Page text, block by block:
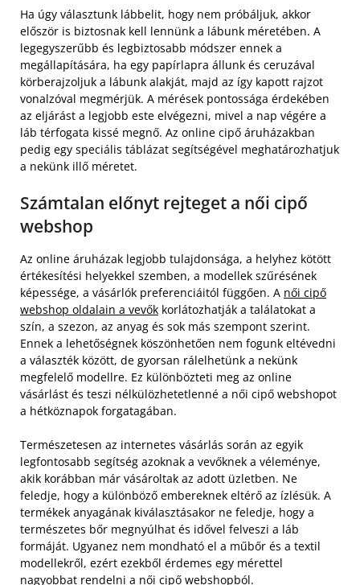
Ha úgy választunk lábbelit, hogy nem próbáljuk, akkor
először is biztosnak kell lennünk a lábunk méretében. A
legegyszerűbb és legbiztosabb módszer ennek a
megállapítására, ha egy papírlapra állunk és ceruzával
körberajzoljuk a lábunk alakját, majd az így kapott rajzot
vonalzóval megmérjük. A mérések pontossága érdekében
az eljárást a legjobb este elvégezni, mivel a nap végére a
láb térfogata kissé megnő. Az online cipő áruházakban
pedig egy speciális táblázat segítségével meghatározhatjuk
a nekünk illő méretet.
Számtalan előnyt rejteget a női cipő
webshop
Az online áruházak legjobb tulajdonsága, a helyhez kötött
értékesítési helyekkel szemben, a modellek szűrésének
képessége, a vásárlók preferenciáitól függően. A női cipő
webshop oldalain a vevők korlátozhatják a találatokat a
szín, a szezon, az anyag és sok más szempont szerint.
Ennek a lehetőségnek köszönhetően nem fogunk eltévedni
a választék között, de gyorsan rálelhetünk a nekünk
megfelelő modellre. Ez különbözteti meg az online
vásárlást és teszi nélkülözhetetlenné a női cipő webshopot
a hétköznapok forgatagában.
Természetesen az internetes vásárlás során az egyik
legfontosabb segítség azoknak a vevőknek a véleménye,
akik korábban már vásároltak az adott üzletben. Ne
feledje, hogy a különböző embereknek eltérő az ízlésük. A
termékek anyagának kiválasztásakor ne feledje, hogy a
természetes bőr megnyúlhat és idővel felveszi a láb
formáját. Ugyanez nem mondható el a műbőr és a textil
modellekről, ezért ezekből érdemes egy mérettel
nagyobbat rendelni a női cipő webshopból.